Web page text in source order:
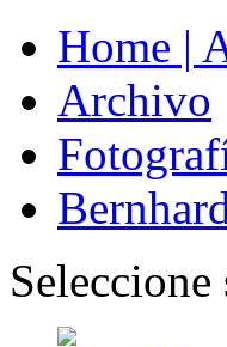
Home |
Archivo